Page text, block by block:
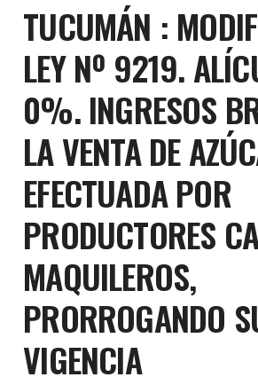
TUCUMÁN :
LEY Nº 9219.
0%. INGRESOS
LA VENTA DE
EFECTUADA POR
PRODUCTORES
MAQUILEROS,
PRORROGANDO
VIGENCIA